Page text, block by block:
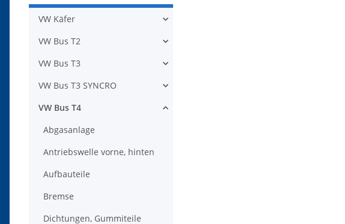
VW Käfer
VW Bus T2
VW Bus T3
VW Bus T3 SYNCRO
VW Bus T4
Abgasanlage
Antriebswelle vorne, hinten
Aufbauteile
Bremse
Dichtungen, Gummiteile